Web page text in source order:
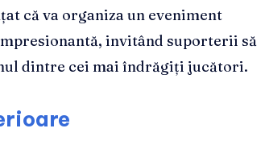
că va organiza un eveniment
invitând suporterii să
dintre cei mai îndrăgiți jucători.